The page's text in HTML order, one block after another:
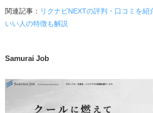
関連記事： リクナビNEXTの評判・口コミを紹
いい人の特徴も解説
Samurai Job